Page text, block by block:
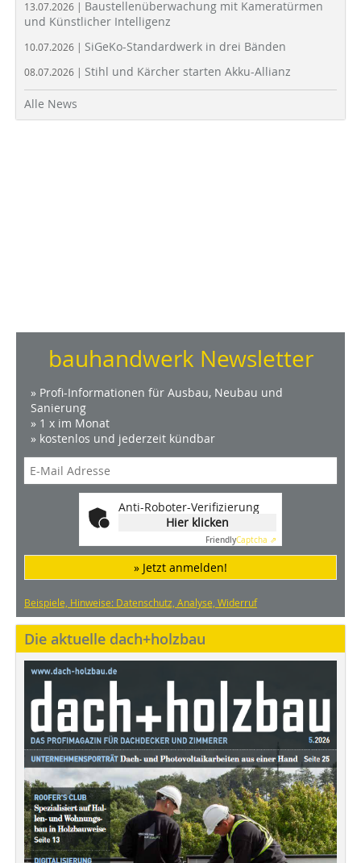
13.07.2026 | Baustellenüberwachung mit Kameratürmen
und Künstlicher Intelligenz
10.07.2026 | SiGeKo-Standardwerk in drei Bänden
08.07.2026 | Stihl und Kärcher starten Akku-Allianz
Alle News
bauhandwerk Newsletter
» Profi-Informationen für Ausbau, Neubau und
Sanierung
» 1 x im Monat
» kostenlos und jederzeit kündbar
Anti-Roboter-Verifizierung
Hier klicken
FriendlyCaptcha ⇗
» Jetzt anmelden!
Beispiele, Hinweise: Datenschutz, Analyse, Widerruf
Die aktuelle dach+holzbau